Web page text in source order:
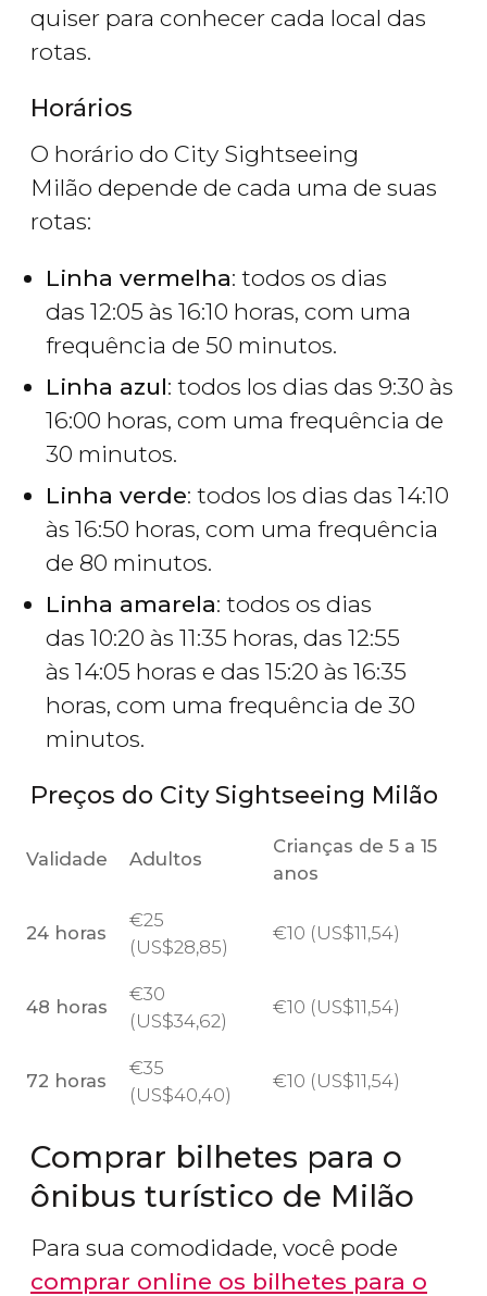
quiser para conhecer cada local das
rotas.
Horários
O horário do City Sightseeing
Milão depende de cada uma de suas
rotas:
Linha vermelha: todos os dias
das 12:05 às 16:10 horas, com uma
frequência de 50 minutos.
Linha azul: todos los dias das 9:30 às
16:00 horas, com uma frequência de
30 minutos.
Linha verde: todos los dias das 14:10
às 16:50 horas, com uma frequência
de 80 minutos.
Linha amarela: todos os dias
das 10:20 às 11:35 horas, das 12:55
às 14:05 horas e das 15:20 às 16:35
horas, com uma frequência de 30
minutos.
Preços do City Sightseeing Milão
Validade Adultos
Crianças de 5 a 15
anos
24 horas
€25
(US$28,85)
€10 (US$11,54)
48 horas
€30
(US$34,62)
€10 (US$11,54)
72 horas
€35
(US$40,40)
€10 (US$11,54)
Comprar bilhetes para o
ônibus turístico de Milão
Para sua comodidade, você pode
comprar online os bilhetes para o